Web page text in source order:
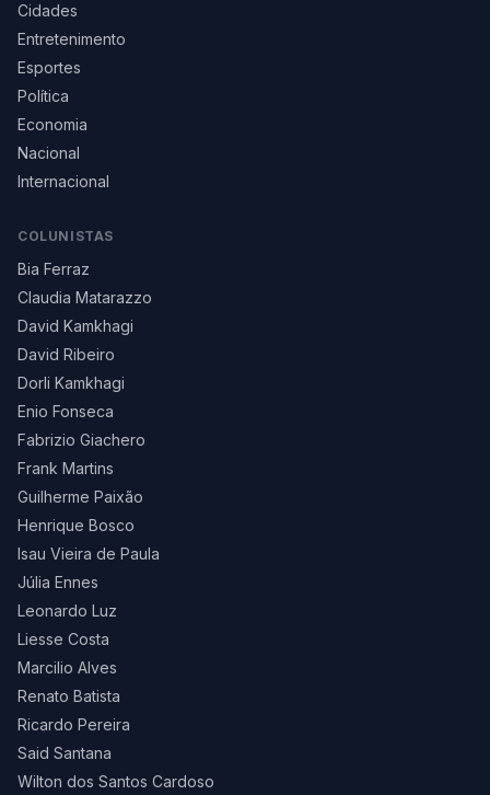
Cidades
Entretenimento
Esportes
Política
Economia
Nacional
Internacional
COLUNISTAS
Bia Ferraz
Claudia Matarazzo
David Kamkhagi
David Ribeiro
Dorli Kamkhagi
Enio Fonseca
Fabrizio Giachero
Frank Martins
Guilherme Paixão
Henrique Bosco
Isau Vieira de Paula
Júlia Ennes
Leonardo Luz
Liesse Costa
Marcilio Alves
Renato Batista
Ricardo Pereira
Said Santana
Wilton dos Santos Cardoso